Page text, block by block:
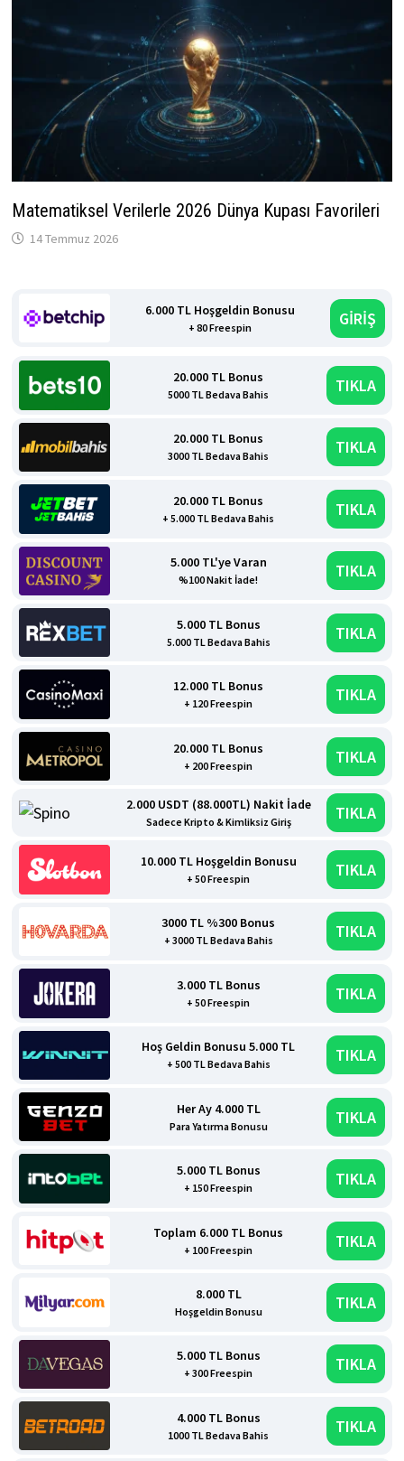
Matematiksel Verilerle 2026 Dünya Kupası Favorileri
14 Temmuz 2026
6.000 TL Hoşgeldin Bonusu
+ 80 Freespin GİRİŞ
20.000 TL Bonus
5000 TL Bedava Bahis TIKLA
20.000 TL Bonus
3000 TL Bedava Bahis TIKLA
20.000 TL Bonus
+ 5.000 TL Bedava Bahis TIKLA
5.000 TL'ye Varan
%100 Nakit İade! TIKLA
5.000 TL Bonus
5.000 TL Bedava Bahis TIKLA
12.000 TL Bonus
+ 120 Freespin TIKLA
20.000 TL Bonus
+ 200 Freespin TIKLA
2.000 USDT (88.000TL) Nakit İade
Sadece Kripto & Kimliksiz Giriş TIKLA
10.000 TL Hoşgeldin Bonusu
+ 50 Freespin TIKLA
3000 TL %300 Bonus
+ 3000 TL Bedava Bahis TIKLA
3.000 TL Bonus
+ 50 Freespin TIKLA
Hoş Geldin Bonusu 5.000 TL
+ 500 TL Bedava Bahis TIKLA
Her Ay 4.000 TL
Para Yatırma Bonusu TIKLA
5.000 TL Bonus
+ 150 Freespin TIKLA
Toplam 6.000 TL Bonus
+ 100 Freespin TIKLA
8.000 TL
Hoşgeldin Bonusu TIKLA
5.000 TL Bonus
+ 300 Freespin TIKLA
4.000 TL Bonus
1000 TL Bedava Bahis TIKLA